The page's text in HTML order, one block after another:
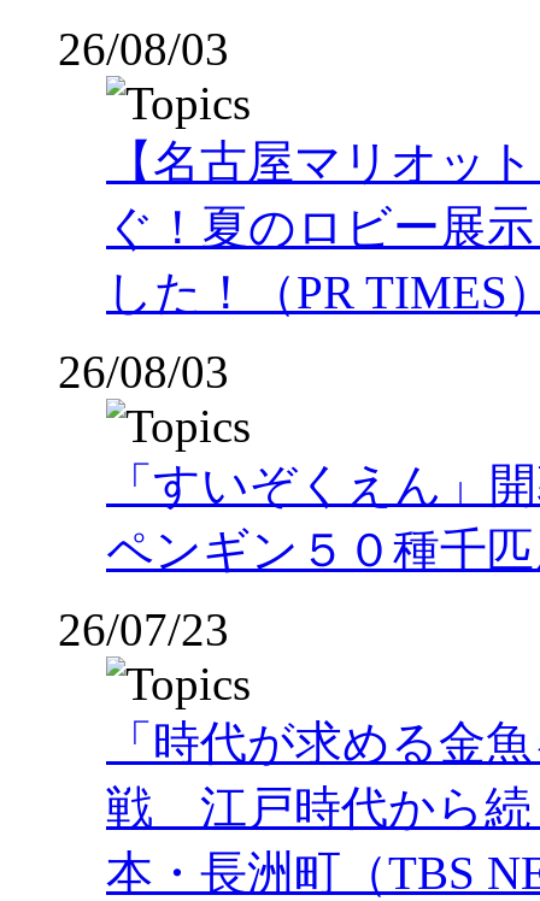
26/08/03
【名古屋マリオッ
ぐ！夏のロビー展
した！（PR TIMES
26/08/03
「すいぞくえん」
ペンギン５０種千
26/07/23
「時代が求める金
戦 江戸時代から
本・長洲町（TBS